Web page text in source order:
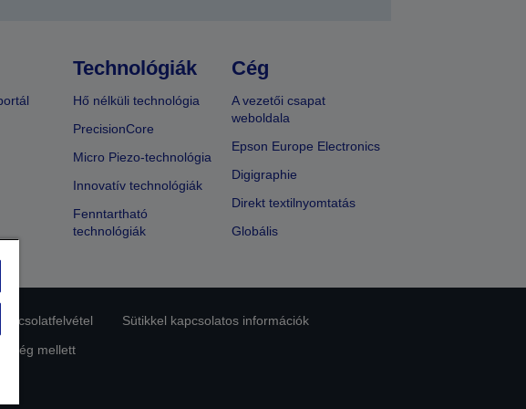
Technológiák
Hő nélküli technológia
PrecisionCore
Micro Piezo-technológia
Innovatív technológiák
Fenntartható
technológiák
Cég
A vezetői csapat
weboldala
Epson Europe Electronics
Digigraphie
Direkt textilnyomtatás
Globális
Kapcsolatfelvétel
Sütikkel kapcsolatos információk
mellett